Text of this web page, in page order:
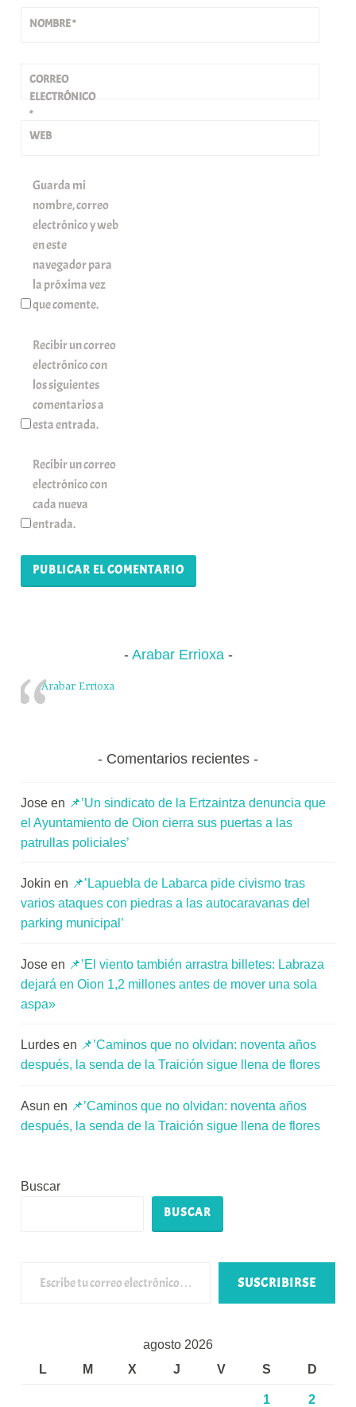
NOMBRE*
CORREO
ELECTRÓNICO
*
WEB
Guarda mi
nombre, correo
electrónico y web
en este
navegador para
la próxima vez
que comente.
Recibir un correo
electrónico con
los siguientes
comentarios a
esta entrada.
Recibir un correo
electrónico con
cada nueva
entrada.
Arabar Errioxa
Arabar Errioxa
Comentarios recientes
Jose en 📌’Un sindicato de la Ertzaintza denuncia que
el Ayuntamiento de Oion cierra sus puertas a las
patrullas policiales’
Jokin en 📌’Lapuebla de Labarca pide civismo tras
varios ataques con piedras a las autocaravanas del
parking municipal’
Jose en 📌’El viento también arrastra billetes: Labraza
dejará en Oion 1,2 millones antes de mover una sola
aspa»
Lurdes en 📌’Caminos que no olvidan: noventa años
después, la senda de la Traición sigue llena de flores
Asun en 📌’Caminos que no olvidan: noventa años
después, la senda de la Traición sigue llena de flores
Buscar
BUSCAR
SUSCRIBIRSE
agosto 2026
L
M X J V S D
1 2